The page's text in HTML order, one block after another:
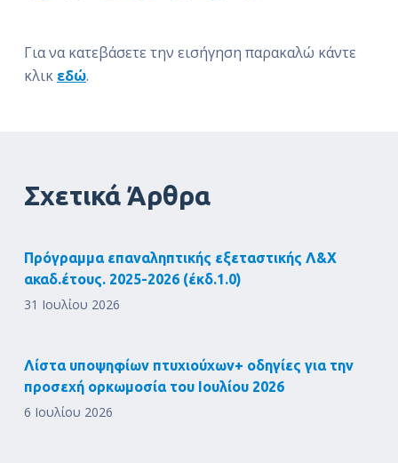
Για να κατεβάσετε την εισήγηση παρακαλώ κάντε
κλικ εδώ.
Σχετικά Άρθρα
Πρόγραμμα επαναληπτικής εξεταστικής Λ&Χ
ακαδ.έτους. 2025-2026 (έκδ.1.0)
31 Ιουλίου 2026
Λίστα υποψηφίων πτυχιούχων+ οδηγίες για την
προσεχή ορκωμοσία του Ιουλίου 2026
6 Ιουλίου 2026